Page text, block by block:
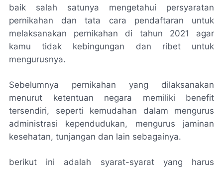
baik salah satunya mengetahui persyaratan
pernikahan dan tata cara pendaftaran untuk
melaksanakan pernikahan di tahun 2021 agar
kamu tidak kebingungan dan ribet untuk
mengurusnya.
Sebelumnya pernikahan yang dilaksanakan
menurut ketentuan negara memiliki benefit
tersendiri, seperti kemudahan dalam mengurus
administrasi kependudukan, mengurus jaminan
kesehatan, tunjangan dan lain sebagainya.
berikut ini adalah syarat-syarat yang harus